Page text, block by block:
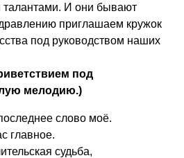
талантами. И они бывают
приглашаем кружок
под руководством наших
под
мелодию.)
слово моё.
главное.
судьба,